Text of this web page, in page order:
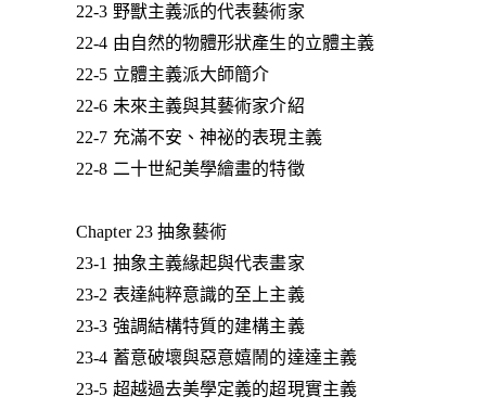
22-3 野獸主義派的代表藝術家
22-4 由自然的物體形狀產生的立體主義
22-5 立體主義派大師簡介
22-6 未來主義與其藝術家介紹
22-7 充滿不安、神祕的表現主義
22-8 二十世紀美學繪畫的特徵
Chapter 23 抽象藝術
23-1 抽象主義緣起與代表畫家
23-2 表達純粹意識的至上主義
23-3 強調結構特質的建構主義
23-4 蓄意破壞與惡意嬉鬧的達達主義
23-5 超越過去美學定義的超現實主義